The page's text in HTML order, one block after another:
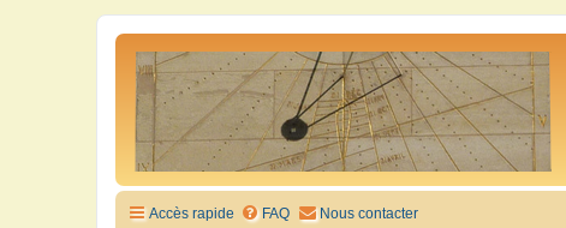
Accès rapide FAQ Nous contacter